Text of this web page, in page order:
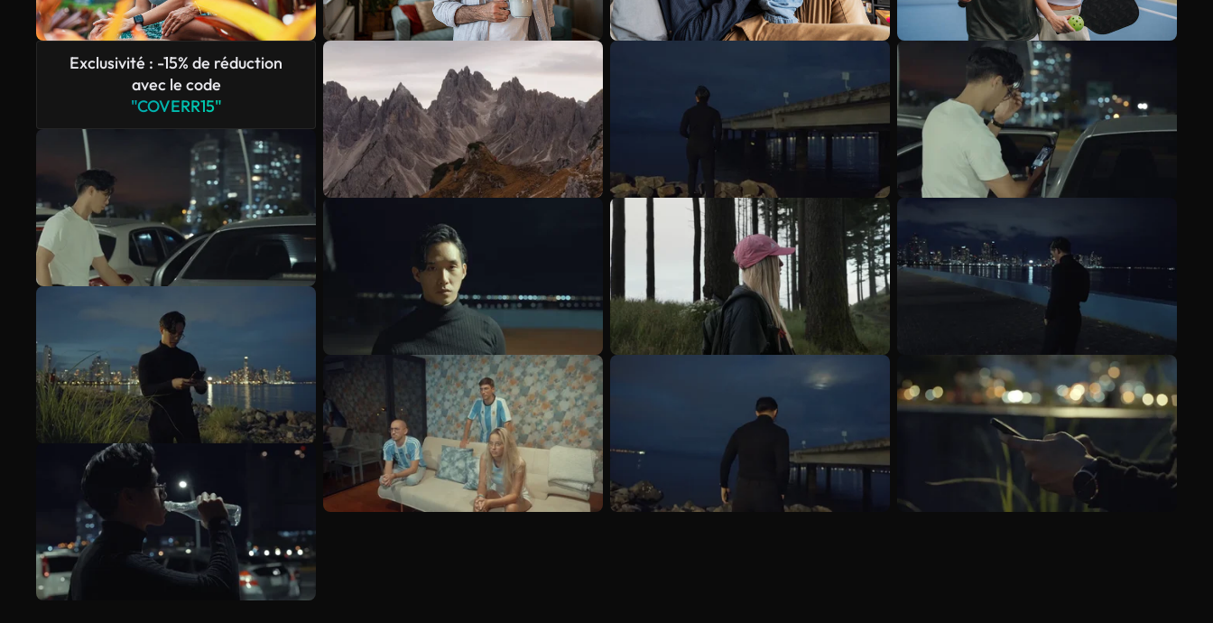
Exclusivité : -15% de réduction
avec le code
"COVERR15"
Voir plus